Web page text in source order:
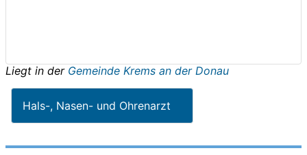
Liegt in der Gemeinde Krems an der Donau
Hals-, Nasen- und Ohrenarzt